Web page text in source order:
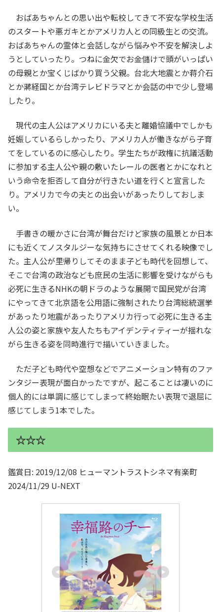
おばあちゃんとの思い出や転校してきて不安な学校生活
のスタートや悪ガキとかアメリカ人との同級生との交流。
おばあちゃんの霊体と会話しながら悩みや不安を解決しよ
うとしていったり。つねに金欠でお金儲けで頭がいっぱい
の母親とか宝くじばかり買う父親。台北大地震とか蒋介石
とか蔣経国とか台湾テレビドラマとか会話の中で少し登場
したり。
現代の主人公はアメリカにいる夫と離婚協議中でしかも
妊娠しているらしかったり、アメリカ人が働きながら子育
てをしているのに感心したり。学生たちが政権に抗議活動
に参加する主人公や親の敷いたレールの医者とかになれと
いう命令を拒否して自分が行きたい道を行くと宣言した
り。アメリカで今の夫との出会いがあったりしておしま
い。
手書きの暖かさに台湾が舞台だけど家族の風景とか日本
にも近くてノスタルジーな気持ちにさせてくれる映像でし
た。主人公が里帰りしてそのまま子ども時代を回想して、
そこで台湾の政治なども庶民の生活に影響を受けながらも
必死に生きるNHKの朝ドラのような展開で国民党が台湾
にやってきて北京語を公用語に強制されたり台湾総統選挙
があったり地震があったりアメリカ行って必死に生きる主
人公の姿と家族や友人たちもアイデンティティーが揺れな
がら生きる姿を同時進行で描いていきました。
ただ子ども時代や空想などでアニメーション特有のファ
ンタジー表現が面白かったですが、起こることは凄いのに
個人的には単調に感じてしまって終始眠たい表現で退屈に
感じてしまう1本でした。
☆☆☆
鑑賞日: 2019/12/08 ヒューマントラストシネマ有楽町
2024/11/29 U-NEXT